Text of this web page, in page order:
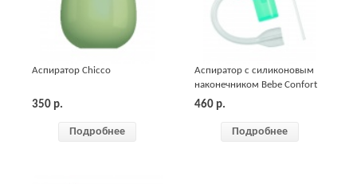
Аспиратор Chicco
350 р.
Подробнее
Аспиратор с силиконовым
наконечником Bebe Confort
460 р.
Подробнее